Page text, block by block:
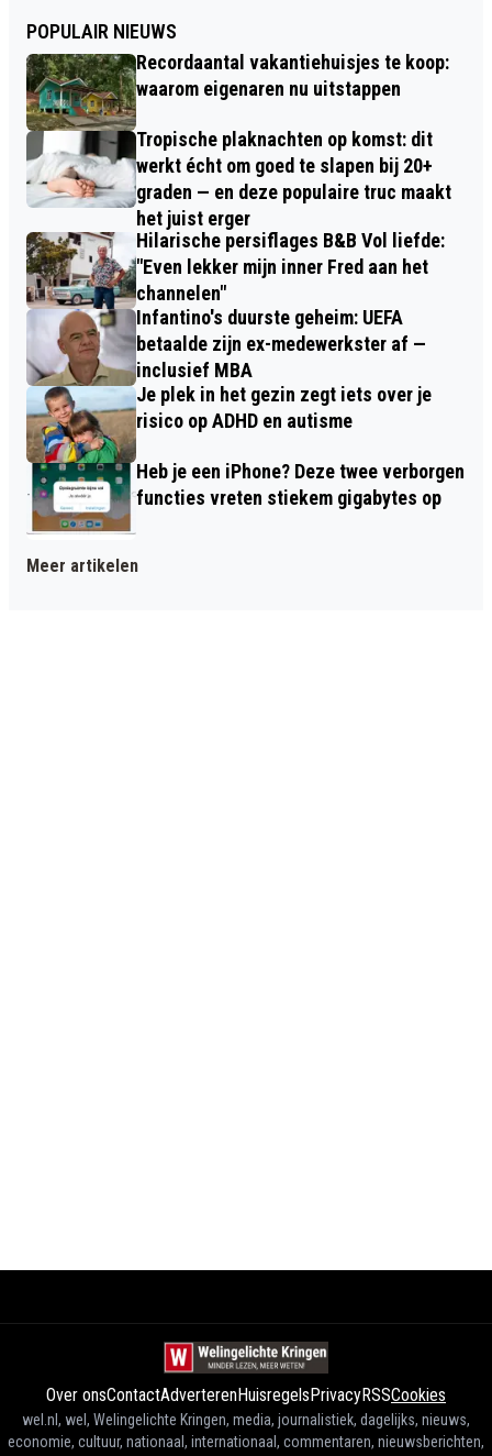
POPULAIR NIEUWS
Recordaantal vakantiehuisjes te koop:
waarom eigenaren nu uitstappen
Tropische plaknachten op komst: dit
werkt écht om goed te slapen bij 20+
graden — en deze populaire truc maakt
het juist erger
Hilarische persiflages B&B Vol liefde:
"Even lekker mijn inner Fred aan het
channelen"
Infantino's duurste geheim: UEFA
betaalde zijn ex-medewerkster af —
inclusief MBA
Je plek in het gezin zegt iets over je
risico op ADHD en autisme
Heb je een iPhone? Deze twee verborgen
functies vreten stiekem gigabytes op
Meer artikelen
Over onsContactAdverterenHuisregelsPrivacyRSSCookies
wel.nl, wel, Welingelichte Kringen, media, journalistiek, dagelijks, nieuws,
economie, cultuur, nationaal, internationaal, commentaren, nieuwsberichten,